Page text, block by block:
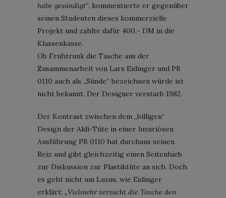
habe gesündigt“, kommentierte er gegenüber
seinen Studenten dieses kommerzielle
Projekt und zahlte dafür 400,- DM in die
Klassenkasse.
Ob Fruhtrunk die Tasche aus der
Zusammenarbeit von Lars Eidinger und PB
0110 auch als „Sünde“ bezeichnen würde ist
nicht bekannt. Der Designer verstarb 1982.
Der Kontrast zwischen dem „billigen“
Design der Aldi-Tüte in einer luxuriösen
Ausführung PB 0110 hat durchaus seinen
Reiz und gibt gleichzeitig einen Seitenhieb
zur Diskussion zur Plastiktüte an sich. Doch
es geht nicht um Luxus, wie Eidinger
erklärt: „Vielmehr versucht die Tasche den